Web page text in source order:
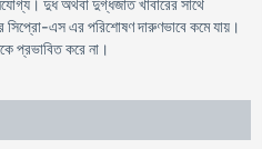
দুধ অথবা দুগ্ধজাত খাবারের সাথে
এস এর পরিশোষণ দারুণভাবে কমে যায়।
প্রভাবিত করে না।